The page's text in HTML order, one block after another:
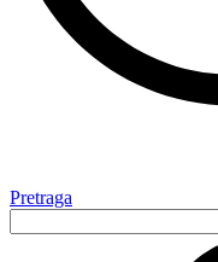
Pretraga